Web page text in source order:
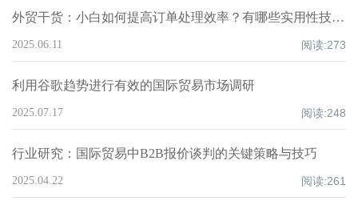
外贸干货：小白如何提高订单处理效率？有哪些实用性技巧？
2025.06.11 阅读:273
利用谷歌趋势进行有效的国际贸易市场调研
2025.07.17 阅读:248
行业研究：国际贸易中B2B报价谈判的关键策略与技巧
2025.04.22 阅读:261